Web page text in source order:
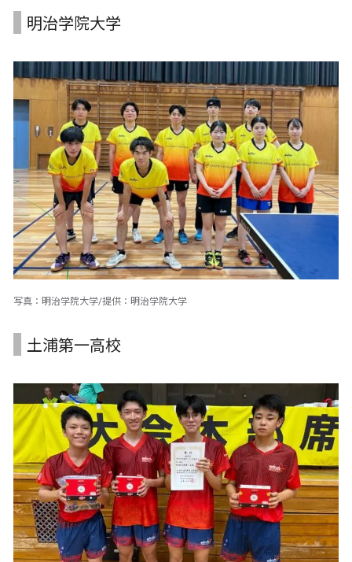
明治学院大学
写真：明治学院大学/提供：明治学院大学
土浦第一高校